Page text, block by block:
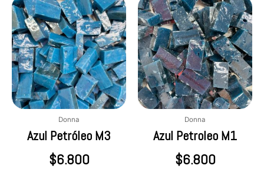
Donna
Azul Petróleo M3
$6.800
Donna
Azul Petroleo M1
$6.800